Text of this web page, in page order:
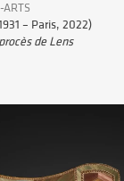
ARTS
– Paris, 2022)
de Lens